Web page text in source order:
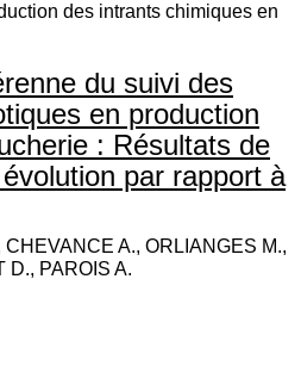
des intrants chimiques en
du suivi des
en production
: Résultats de
par rapport à
A., ORLIANGES M.,
D., PAROIS A.